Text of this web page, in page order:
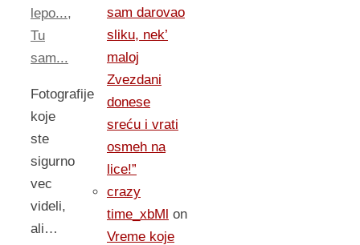
lepo...,
Tu
sam...
Fotografije
koje
ste
sigurno
vec
videli,
ali…
sam darovao
sliku, nek’
maloj
Zvezdani
donese
sreću i vrati
osmeh na
lice!”
crazy
time_xbMl on
Vreme koje